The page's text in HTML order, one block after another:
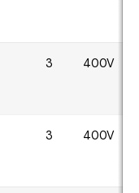
3 400V
3 400V